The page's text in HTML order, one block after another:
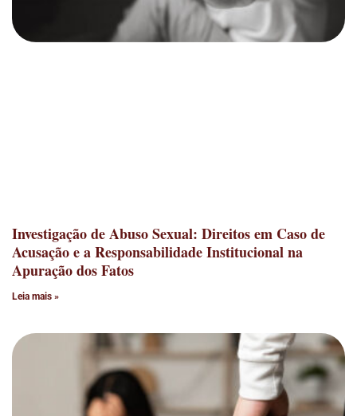
Investigação de Abuso Sexual: Direitos em Caso de
Acusação e a Responsabilidade Institucional na
Apuração dos Fatos
Leia mais »